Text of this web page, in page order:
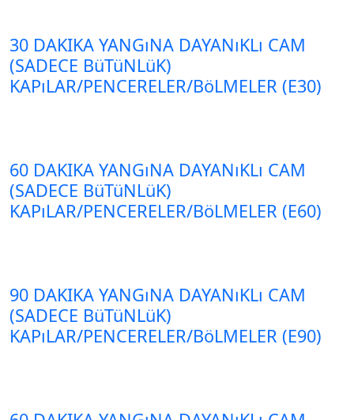
30 DAKIKA YANGıNA DAYANıKLı CAM
(SADECE BüTüNLüK)
KAPıLAR/PENCERELER/BöLMELER (E30)
60 DAKIKA YANGıNA DAYANıKLı CAM
(SADECE BüTüNLüK)
KAPıLAR/PENCERELER/BöLMELER (E60)
90 DAKIKA YANGıNA DAYANıKLı CAM
(SADECE BüTüNLüK)
KAPıLAR/PENCERELER/BöLMELER (E90)